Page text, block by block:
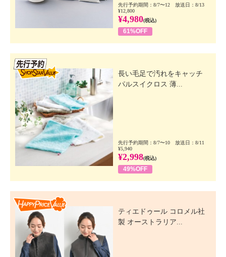
先行予約期間：8/7〜12 放送日：8/13
¥12,800
¥4,980(税込)
61%OFF
長い毛足で汚れをキャッチ
パルスイクロス 薄...
先行予約期間：8/7〜10 放送日：8/11
¥5,940
¥2,998(税込)
49%OFF
ティエドゥール コロメル社
製 オーストラリア...